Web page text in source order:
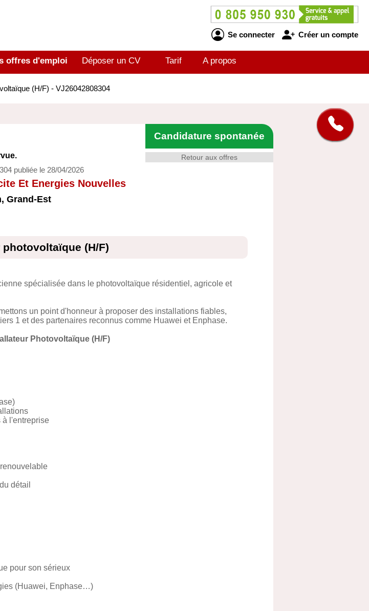
Se connecter Créer un compte
offres d'emploi Déposer un CV Tarif A propos
(H/F) - VJ26042808304
Retour aux offres
Candidature spontanée
publiée le 28/04/2026
Et Energies Nouvelles
, Grand-Est
(H/F)
spécialisée dans le photovoltaïque résidentiel, agricole et
un point d'honneur à proposer des installations fiables,
1 et des partenaires reconnus comme Huawei et Enphase.
Photovoltaïque (H/F)
à l'entreprise
détail
pour son sérieux
(Huawei, Enphase…)